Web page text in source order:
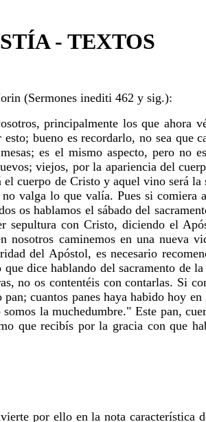
- TEXTOS
(Sermones inediti 462 y sig.):
principalmente los que ahora
bueno es recordarlo, no sea
es el mismo aspecto, pero no
viejos, por la apariencia del
cuerpo de Cristo y aquel vino será
valga lo que valía. Pues si
os hablamos el sábado del
con Cristo, diciendo el
nosotros caminemos en una
del Apóstol, es necesario
dice hablando del sacramento de
no os contentéis con contarlas. Si
cuantos panes haya habido hoy
la muchedumbre." Este pan,
que recibís por la gracia con que
por ello en la nota característica